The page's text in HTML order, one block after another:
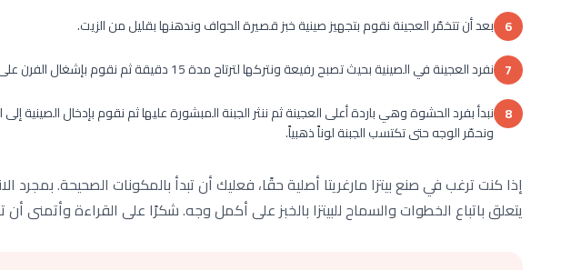
6 بعد أن تتخمّر العجينة نقوم بتجهيز صينية خبز قصيرة الحواف وندهنها بقليل من الزيت.
7 نفرد العجينة في الصينية بحيث تصبح رفيعة ونتركها لترتاح مدة 15 دقيقة ثم نقوم بإشغال الفرن على حرارة 180 مئوية.
8
ونحمّر الوجه حتى تكتسب الجبنة لوناً ذهبياً.
إذا كنت ترغب في صنع بيتزا مارغريتا أصلية حقًا، فعليك أن تبدأ بالمكونات الصحيحة. بمجرد
يتعلق باتباع الخطوات والسماح للبيتزا بالخبز على أكمل وجه. شكرًا على القراءة وأتمنى أن